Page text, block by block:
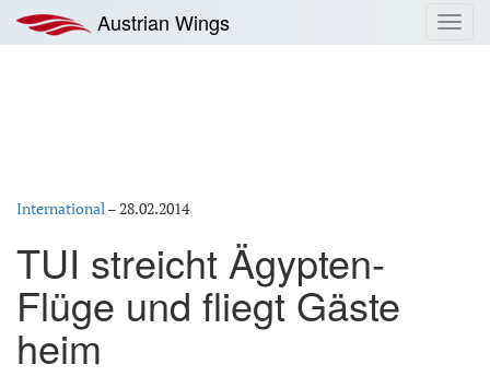
Inhalt
springen
Austrian Wings
International–28.02.2014
TUI streicht Ägypten-
Flüge und fliegt Gäste
heim